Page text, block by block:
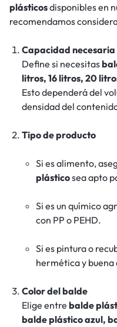
plásticosdisponibles en
recomendamos
Capacidad necesaria
Define si necesitas
litros, 16 litros, 20
Esto dependerá del
densidad del
Tipo de producto
Si es alimento,
plásticosea apto
Si es un químico
con PP o PEHD.
Si es pintura o
hermética y
Color del balde
Elige entre balde
balde plástico azul,